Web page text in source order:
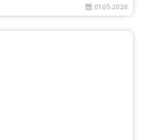
01.05.2026